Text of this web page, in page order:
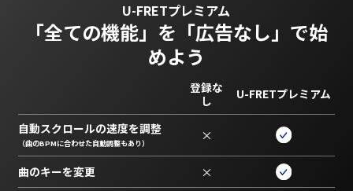
U-FRETプレミアム
「全ての機能」を 「広告なし」で始
めよう
登録な
し
U-FRETプレミアム
自動スクロールの速度を調整
（曲のBPMに合わせた自動調整もあり） ×
曲のキーを変更 ×